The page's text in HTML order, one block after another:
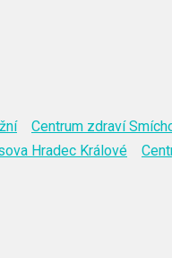
Centrum zdraví
Hradec Králové